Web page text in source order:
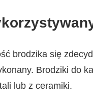
brodzika się
Brodziki do
lub z ceramiki.